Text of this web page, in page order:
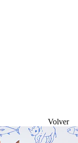
Volver